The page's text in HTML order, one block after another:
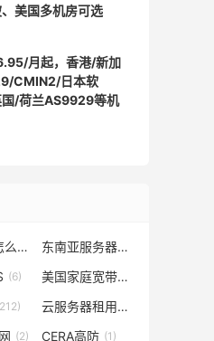
美国多机房可选
月起，香港/新加
CMIN2/日本软
/荷兰AS9929等机
丽萨主机怎么样 (7) 东南亚服务器
(1)
(6) 美国家庭宽带固定ip
云服务器租用(3)
(2) CERA高防 (1)